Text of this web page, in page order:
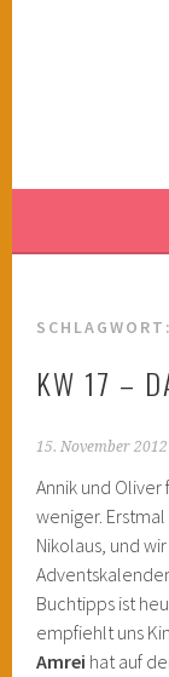
SCHLAGWORT:
KW 17 –
15. November 2012
Annik und
weniger.
Nikolaus, und
Buchtipps ist
empfiehlt uns
Amrei hat auf